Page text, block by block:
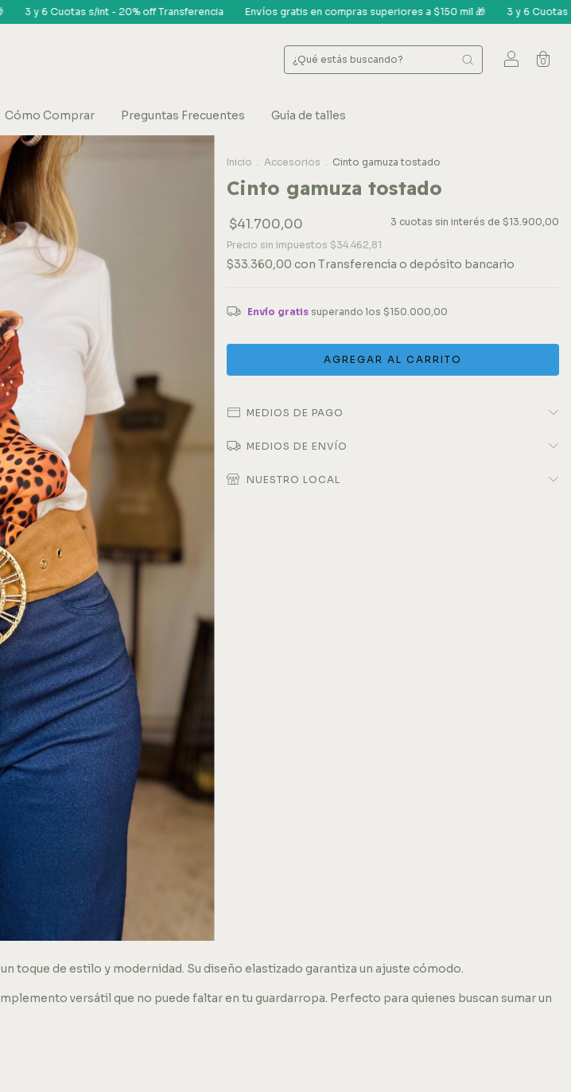
off Transferencia Envíos gratis en compras superiores a $150 mil 🎁 3 y 6 Cuotas s/int - 20% off
0
Cómo Comprar Preguntas Frecuentes Guía de talles
Inicio . Accesorios . Cinto gamuza tostado
Cinto gamuza tostado
$41.700,00 3 cuotas sin interés de $13.900,00
Precio sin impuestos $34.462,81
$33.360,00 con Transferencia o depósito bancario
Envío gratis superando los $150.000,00
MEDIOS DE PAGO
MEDIOS DE ENVÍO
NUESTRO LOCAL
toque de estilo y modernidad. Su diseño elastizado garantiza un ajuste cómodo.
versátil que no puede faltar en tu guardarropa. Perfecto para quienes buscan sumar un